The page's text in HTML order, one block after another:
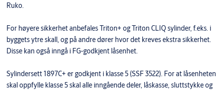
Ruko.
For høyere sikkerhet anbefales Triton+ og Triton CLIQ sylinder, f.eks. i
byggets ytre skall, og på andre dører hvor det kreves ekstra sikkerhet.
Disse kan også inngå i FG-godkjent låsenhet.
Sylindersett 1897C+ er godkjent i klasse 5 (SSF 3522). For at låsenheten
skal oppfylle klasse 5 skal alle inngående deler, låskasse, sluttstykke og